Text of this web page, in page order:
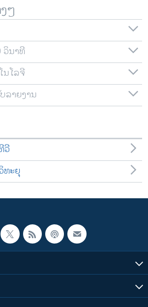
ໆ
ວິນາທີ
ນໂລຈີ
ລາຍງານ
ວີ
ທະຍຸ